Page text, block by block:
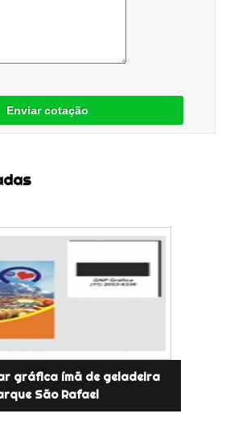
Enviar cotação
gráfica ímã de geladeira
São Rafael